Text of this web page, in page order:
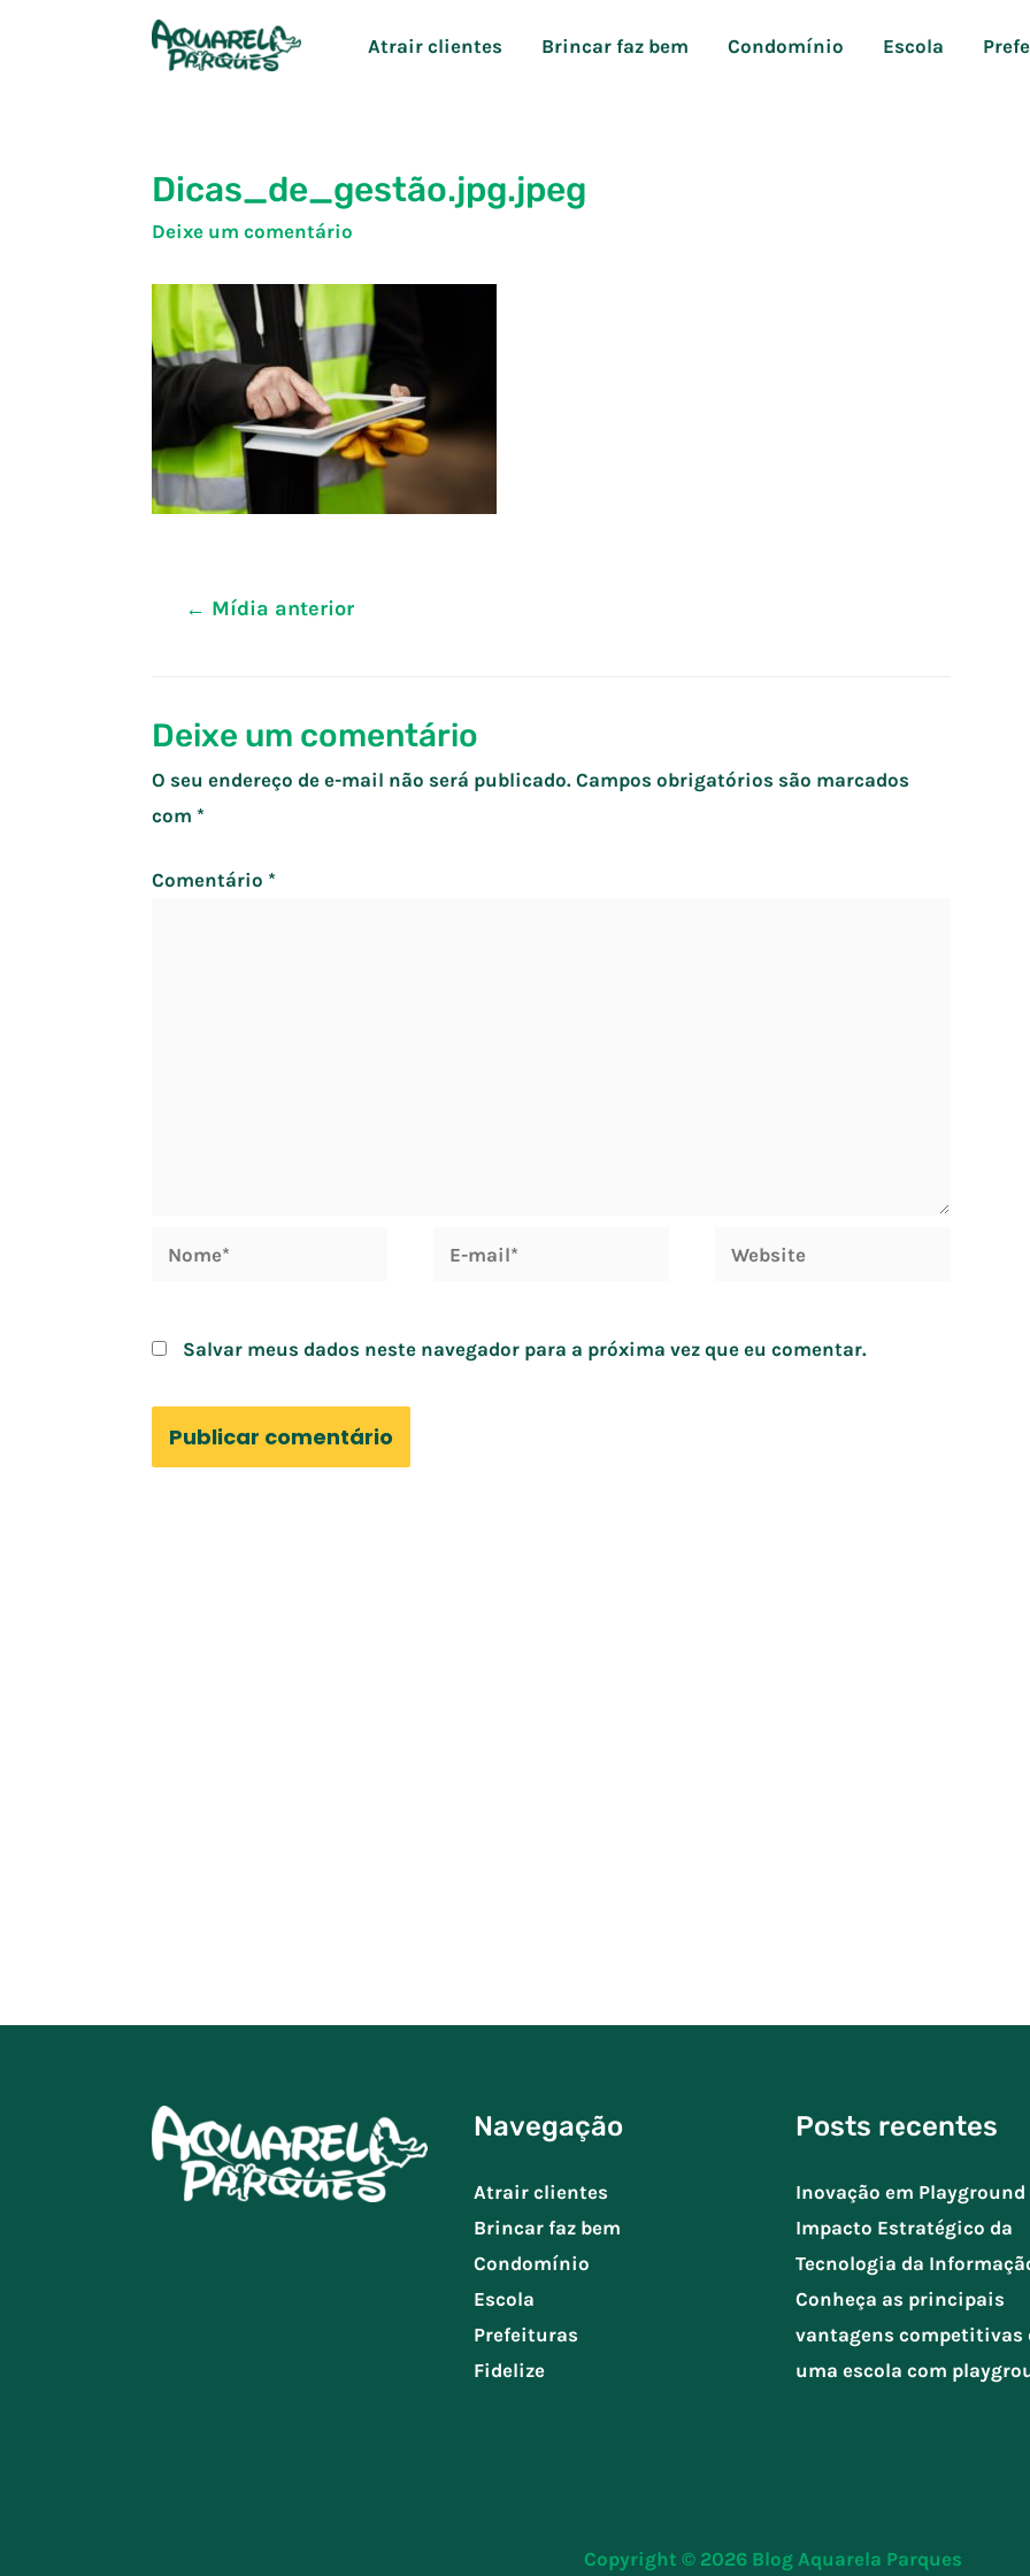
Atrair clientes Brincar faz bem Condomínio Escola
Dicas_de_gestão.jpg.jpeg
Deixe um comentário
Navegação
← Mídia anterior
Deixe um comentário
O seu endereço de e-mail não será publicado. Campos obrigatórios são marcados
com *
Comentário *
Website
Salvar meus dados neste navegador para a próxima vez que eu comentar.
Navegação
Atrair clientes
Brincar faz bem
Condomínio
Escola
Prefeituras
Fidelize
Posts recentes
Inovação em Playground
Impacto Estratégico da
Tecnologia da
Conheça as principais
vantagens competitivas
uma escola com
Copyright © 2026 Blog Aquarela Parques